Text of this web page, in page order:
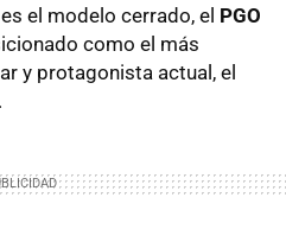
el modelo cerrado, el PGO
como el más
y protagonista actual, el
.